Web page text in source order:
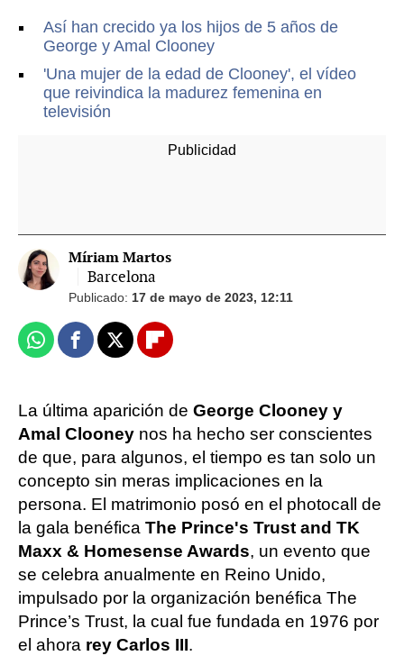
Así han crecido ya los hijos de 5 años de
George y Amal Clooney
'Una mujer de la edad de Clooney', el vídeo
que reivindica la madurez femenina en
televisión
Míriam Martos
Barcelona
Publicado: 17 de mayo de 2023, 12:11
WhatsappFacebook
X Flipboard
La última aparición de George Clooney y
Amal Clooney nos ha hecho ser conscientes
de que, para algunos, el tiempo es tan solo un
concepto sin meras implicaciones en la
persona. El matrimonio posó en el photocall de
la gala benéfica The Prince's Trust and TK
Maxx & Homesense Awards, un evento que
se celebra anualmente en Reino Unido,
impulsado por la organización benéfica The
Prince’s Trust, la cual fue fundada en 1976 por
el ahora rey Carlos III.